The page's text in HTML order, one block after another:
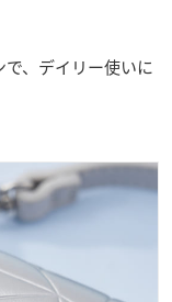
、デイリー使いに